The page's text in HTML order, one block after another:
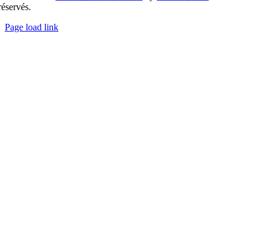
Page load link